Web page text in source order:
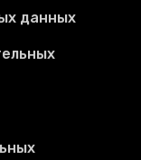
данных